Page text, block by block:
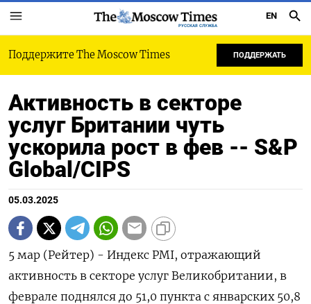
РУССКАЯ СЛУЖБА
EN
Поддержите The Moscow Times ПОДДЕРЖАТЬ
Активность в секторе
услуг Британии чуть
ускорила рост в фев -- S&P
Global/CIPS
05.03.2025
5 мар (Рейтер) - Индекс PMI, отражающий
активность в секторе услуг Великобритании, в
феврале поднялся до 51,0 пункта с январских 50,8